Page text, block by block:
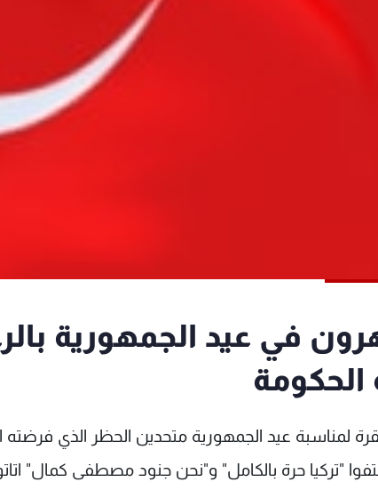
في عيد الجمهورية
الحكومة
لمناسبة عيد الجمهورية متحدين الحظر الذي فرضته
"تركيا حرة بالكامل" و"نحن جنود مصطفى كمال"